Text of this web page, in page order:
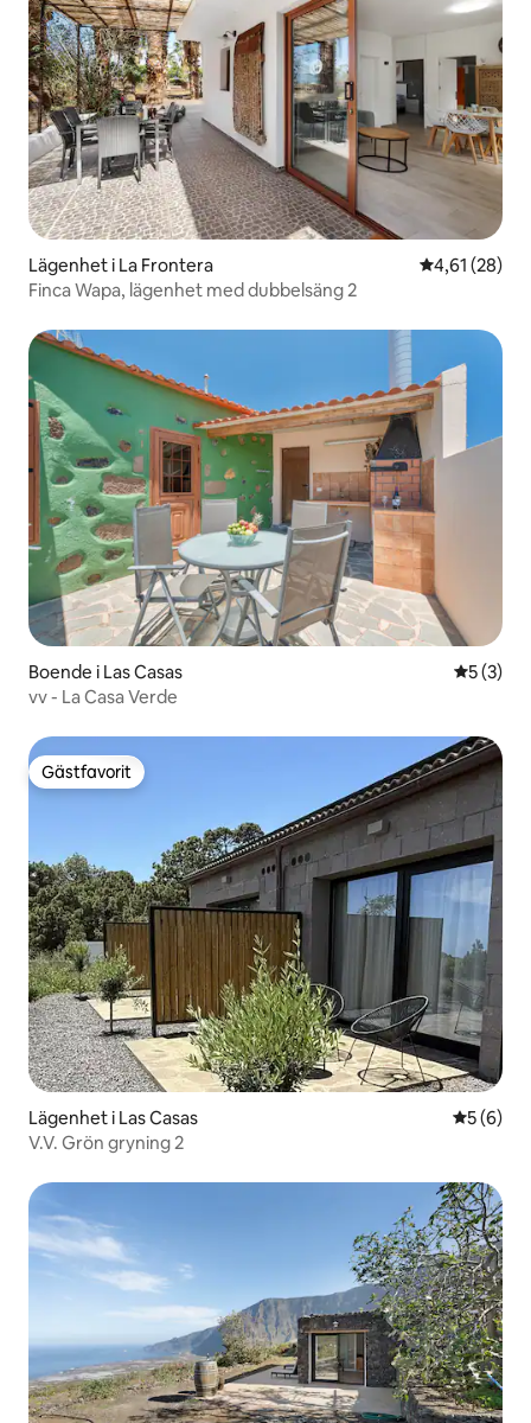
Lägenhet i La Frontera 4,61 av 5 i
4,61 (28)
Finca Wapa, lägenhet med dubbelsäng 2
Boende i Las Casas 5 av 5 i
5 (3)
vv - La Casa Verde
Gästfavorit
Gästfavorit
Lägenhet i Las Casas 5 av 5 i
5 (6)
V.V. Grön gryning 2